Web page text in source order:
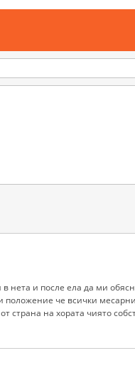
нета и после ела да ми
положение че всички
страна на хората чиято